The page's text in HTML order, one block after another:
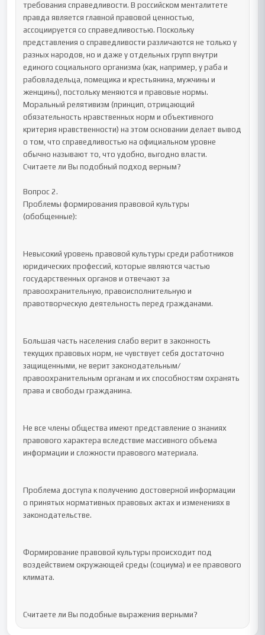
требования справедливости. В российском менталитете
правда является главной правовой ценностью,
ассоциируется со справедливостью. Поскольку
представления о справедливости различаются не только у
разных народов, но и даже у отдельных групп внутри
единого социального организма (как, например, у раба и
рабовладельца, помещика и крестьянина, мужчины и
женщины), постольку меняются и правовые нормы.
Моральный релятивизм (принцип, отрицающий
обязательность нравственных норм и объективного
критерия нравственности) на этом основании делает вывод
о том, что справедливостью на официальном уровне
обычно называют то, что удобно, выгодно власти.
Считаете ли Вы подобный подход верным?
Вопрос 2.
Проблемы формирования правовой культуры
(обобщенные):
Невысокий уровень правовой культуры среди работников
юридических профессий, которые являются частью
государственных органов и отвечают за
правоохранительную, правоисполнительную и
правотворческую деятельность перед гражданами.
Большая часть населения слабо верит в законность
текущих правовых норм, не чувствует себя достаточно
защищенными, не верит законодательным/
правоохранительным органам и их способностям охранять
права и свободы гражданина.
Не все члены общества имеют представление о знаниях
правового характера вследствие массивного объема
информации и сложности правового материала.
Проблема доступа к получению достоверной информации
о принятых нормативных правовых актах и изменениях в
законодательстве.
Формирование правовой культуры происходит под
воздействием окружающей среды (социума) и ее правового
климата.
Считаете ли Вы подобные выражения верными?